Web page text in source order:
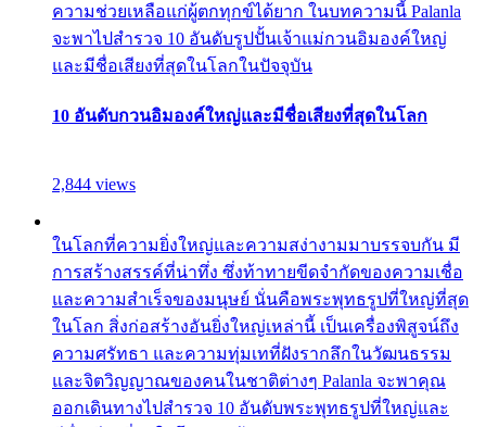
ความช่วยเหลือแก่ผู้ตกทุกข์ได้ยาก ในบทความนี้ Palanla
จะพาไปสำรวจ 10 อันดับรูปปั้นเจ้าแม่กวนอิมองค์ใหญ่
และมีชื่อเสียงที่สุดในโลกในปัจจุบัน
10 อันดับกวนอิมองค์ใหญ่และมีชื่อเสียงที่สุดในโลก
2,844 views
ในโลกที่ความยิ่งใหญ่และความสง่างามมาบรรจบกัน มี
การสร้างสรรค์ที่น่าทึ่ง ซึ่งท้าทายขีดจำกัดของความเชื่อ
และความสำเร็จของมนุษย์ นั่นคือพระพุทธรูปที่ใหญ่ที่สุด
ในโลก สิ่งก่อสร้างอันยิ่งใหญ่เหล่านี้ เป็นเครื่องพิสูจน์ถึง
ความศรัทธา และความทุ่มเทที่ฝังรากลึกในวัฒนธรรม
และจิตวิญญาณของคนในชาติต่างๆ Palanla จะพาคุณ
ออกเดินทางไปสำรวจ 10 อันดับพระพุทธรูปที่ใหญ่และ